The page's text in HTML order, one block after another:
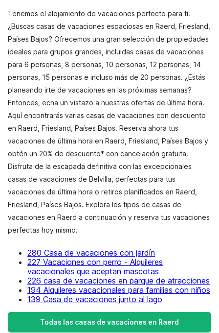
Tenemos el alojamiento de vacaciones perfecto para ti.
¿Buscas casas de vacaciones espaciosas en Raerd, Friesland,
Países Bajos? Ofrecemos una gran selección de propiedades
ideales para grupos grandes, incluidas casas de vacaciones
para 6 personas, 8 personas, 10 personas, 12 personas, 14
personas, 15 personas e incluso más de 20 personas. ¿Estás
planeando irte de vacaciones en las próximas semanas?
Entonces, echa un vistazo a nuestras ofertas de última hora.
Aquí encontrarás varias casas de vacaciones con descuento
en Raerd, Friesland, Países Bajos. Reserva ahora tus
vacaciones de última hora en Raerd, Friesland, Países Bajos y
obtén un 20% de descuento* con cancelación gratuita.
Disfruta de la escapada definitiva con las excepcionales
casas de vacaciones de Belvilla, perfectas para tus
vacaciones de última hora o retiros planificados en Raerd,
Friesland, Países Bajos. Explora los tipos de casas de
vacaciones en Raerd a continuación y reserva tus vacaciones
perfectas hoy mismo.
280 Casa de vacaciones con jardín
227 Vacaciones con perro - Alquileres
vacacionales que aceptan mascotas
226 casa de vacaciones en parque de atracciones
194 Alquileres vacacionales para familias con niños
139 Casa de vacaciones junto al lago
Todas las casas de vacaciones en Raerd